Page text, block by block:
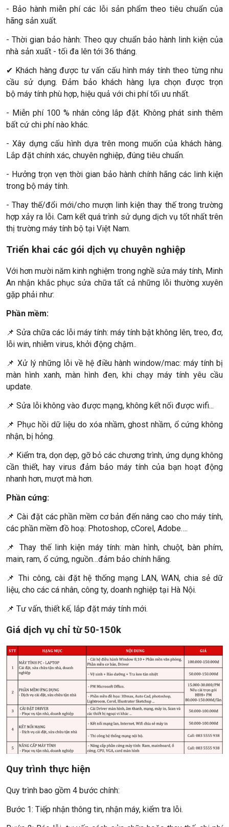
- Bảo hành miễn phí các lỗi sản phẩm theo tiêu chuẩn của
hãng sản xuất.
- Thời gian bảo hành: Theo quy chuẩn bảo hành linh kiện của
nhà sản xuất - tối đa lên tới 36 tháng.
✔ Khách hàng được tư vấn cấu hình máy tính theo từng nhu
cầu sử dụng. Đảm bảo khách hàng lựa chọn được trọn
bộ máy tính phù hợp, hiệu quả với chi phí tối ưu nhất.
- Miễn phí 100 % nhân công lắp đặt. Không phát sinh thêm
bất cứ chi phí nào khác.
- Xây dựng cấu hình dựa trên mong muốn của khách hàng.
Lắp đặt chính xác, chuyên nghiệp, đúng tiêu chuẩn.
- Hưởng trọn vẹn thời gian bảo hành chính hãng các linh kiện
trong bộ máy tính.
- Thay thế/đổi mới/cho mượn linh kiện thay thế trong trường
hợp xảy ra lỗi. Cam kết quá trình sử dụng dịch vụ tốt nhất trên
thị trường máy tính bộ tại Việt Nam.
Triển khai các gói dịch vụ chuyên nghiệp
Với hơn mười năm kinh nghiệm trong nghề sửa máy tính, Minh
An nhận khắc phục sửa chữa tất cả những lỗi thường xuyên
gặp phải như:
Phần mềm:
📌 Sửa chữa các lỗi máy tính: máy tính bật không lên, treo, đơ,
lỗi win, nhiễm virus, khởi động chậm..
📌 Xử lý những lỗi về hệ điều hành window/mac: máy tính bị
màn hình xanh, màn hình đen, khi chạy máy tính yêu cầu
update.
📌 Sửa lỗi không vào được mạng, không kết nối được wifi...
📌 Phục hồi dữ liệu do xóa nhầm, ghost nhầm, ổ cứng không
nhận, bị hỏng.
📌 Kiểm tra, dọn dẹp, gỡ bỏ các chương trình, ứng dụng không
cần thiết, hay virus đảm bảo máy tính của bạn hoạt động
nhanh hơn, mượt mà hơn.
Phần cứng:
📌 Cài đặt các phần mềm cơ bản đến nâng cao cho máy tính,
các phần mềm đồ hoạ: Photoshop, cCorel, Adobe….
📌 Thay thế linh kiện máy tính: màn hình, chuột, bàn phím,
main, ram, ổ cứng, nguồn…đảm bảo chính hãng.
📌 Thi công, cài đặt hệ thống mạng LAN, WAN, chia sẻ dữ
liệu, cho các cá nhân, công ty, doanh nghiệp tại Hà Nội.
📌 Tư vấn, thiết kế, lắp đặt máy tính mới.
Giá dịch vụ chỉ từ 50-150k
Quy trình thực hiện
Quy trình bao gồm 4 bước chính:
Bước 1: Tiếp nhận thông tin, nhận máy, kiểm tra lỗi.